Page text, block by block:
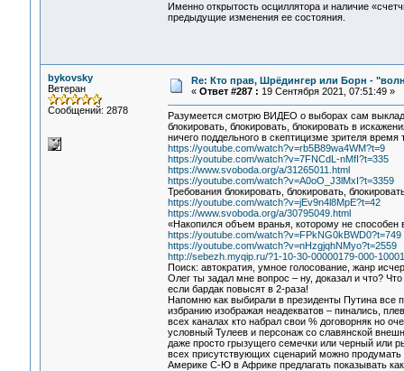
Именно открытость осциллятора и наличие
предыдущие изменения ее состояния.
bykovsky
Ветеран
Сообщений: 2878
Re: Кто прав, Шрёдингер или Борн -
« Ответ #287 : 19 Сентября 2021, 07:51:49 »
Разумеется смотрю ВИДЕО о выборах сам
блокировать, блокировать, блокировать в
ничего поддельного в скептицизме зрителя
https://youtube.com/watch?v=rb5B89wa4WM?t=9
https://youtube.com/watch?v=7FNCdL-nMfI?t=335
https://www.svoboda.org/a/31265011.html
https://youtube.com/watch?v=A0oO_J3lMxI?t=3359
Требования блокировать, блокировать,
https://youtube.com/watch?v=jEv9n4l8MpE?t=42
https://www.svoboda.org/a/30795049.html
«Накопился объем вранья, которому не способен
https://youtube.com/watch?v=FPkNG0kBWD0?t=749
https://youtube.com/watch?v=nHzgjqhNMyo?t=2559
http://sebezh.myqip.ru/?1-10-30-00000179-000-
Поиск: автократия, умное голосование, жанр
Олег ты задал мне вопрос – ну, доказал и что?
если бардак повысят в 2-раза!
Напомню как выбирали в президенты Путина все
избранию изображая неадекватов – пинались,
всех каналах кто набрал свои % договорняк но
условный Тулеев и персонаж со славянской
даже просто грызущего семечки или черный или
всех присутствующих сценарий можно продумать
Америке С-Ю в Африке предлагать показывать